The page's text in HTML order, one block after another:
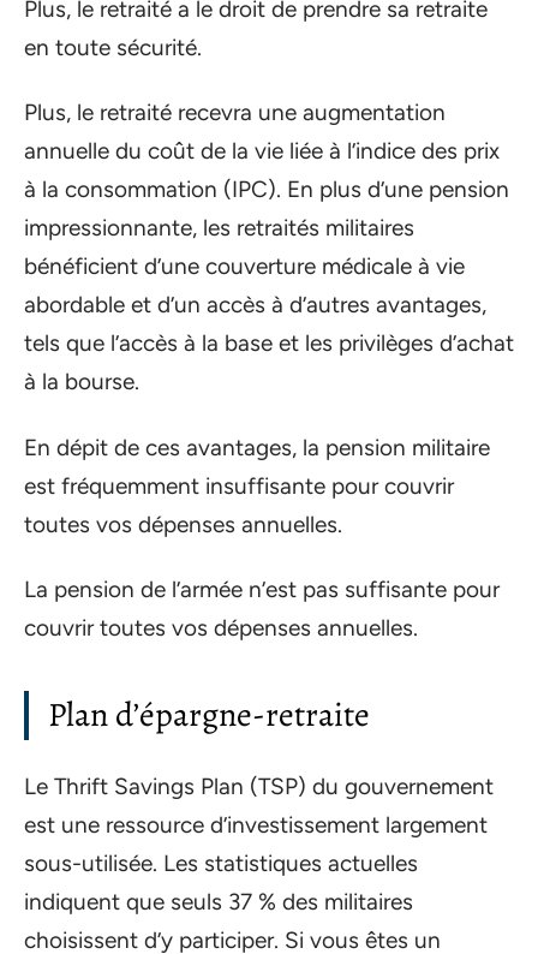
Plus, le retraité a le droit de prendre sa retraite
en toute sécurité.
Plus, le retraité recevra une augmentation
annuelle du coût de la vie liée à l’indice des prix
à la consommation (IPC). En plus d’une pension
impressionnante, les retraités militaires
bénéficient d’une couverture médicale à vie
abordable et d’un accès à d’autres avantages,
tels que l’accès à la base et les privilèges d’achat
à la bourse.
En dépit de ces avantages, la pension militaire
est fréquemment insuffisante pour couvrir
toutes vos dépenses annuelles.
La pension de l’armée n’est pas suffisante pour
couvrir toutes vos dépenses annuelles.
Plan d’épargne-retraite
Le Thrift Savings Plan (TSP) du gouvernement
est une ressource d’investissement largement
sous-utilisée. Les statistiques actuelles
indiquent que seuls 37 % des militaires
choisissent d’y participer. Si vous êtes un